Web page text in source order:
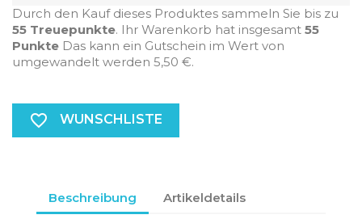
Durch den Kauf dieses Produktes sammeln Sie bis zu
55 Treuepunkte. Ihr Warenkorb hat insgesamt 55
Punkte Das kann ein Gutschein im Wert von
umgewandelt werden 5,50 €.
favorite_border WUNSCHLISTE
Beschreibung Artikeldetails